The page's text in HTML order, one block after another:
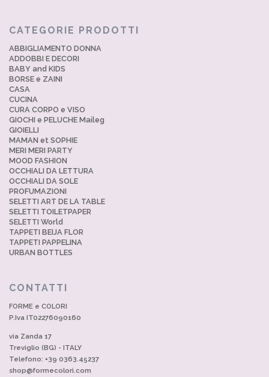
CATEGORIE PRODOTTI
ABBIGLIAMENTO DONNA
ADDOBBI E DECORI
BABY and KIDS
BORSE e ZAINI
CASA
CUCINA
CURA CORPO e VISO
GIOCHI e PELUCHE Maileg
GIOIELLI
MAMAN et SOPHIE
MERI MERI PARTY
MOOD FASHION
OCCHIALI DA LETTURA
OCCHIALI DA SOLE
PROFUMAZIONI
SELETTI ART DE LA TABLE
SELETTI TOILETPAPER
SELETTI World
TAPPETI BEIJA FLOR
TAPPETI PAPPELINA
URBAN BOTTLES
CONTATTI
FORME e COLORI
P.Iva IT02276090160
via Zanda 17
Treviglio (BG) - ITALY
Telefono: +39 0363.45237
shop@formecolori.com